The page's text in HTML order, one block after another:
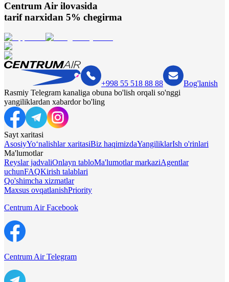
Centrum Air ilovasida
tarif narxidan 5% chegirma
+998 55 518 88 88
Bog'lanish
Rasmiy Telegram kanaliga obuna bo'lish orqali so'nggi
yangiliklardan xabardor bo'ling
Sayt xaritasi
AsosiyYo‘nalishlar xaritasiBiz haqimizdaYangiliklarIsh o'rinlari
Ma'lumotlar
Reyslar jadvaliOnlayn tabloMa'lumotlar markaziAgentlar
uchunFAQKirish talablari
Qo'shimcha xizmatlar
Maxsus ovqatlanishPriority
Centrum Air Facebook
Centrum Air Telegram